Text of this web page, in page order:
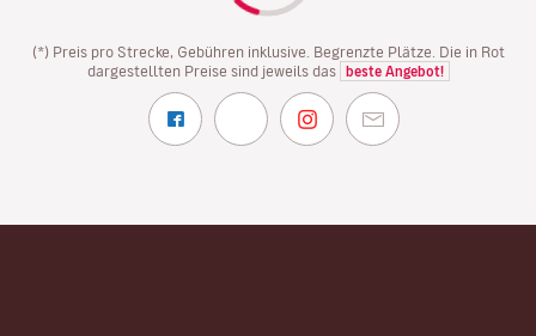
(*) Preis pro Strecke, Gebühren inklusive. Begrenzte Plätze. Die in Rot
dargestellten Preise sind jeweils das
beste Angebot!